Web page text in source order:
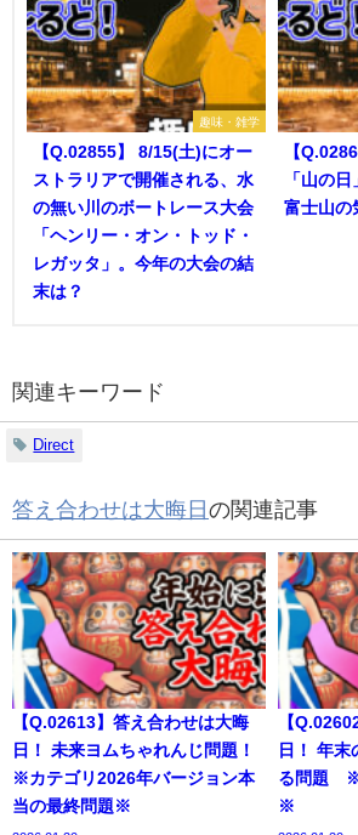
趣味・雑学
【Q.02855】 8/15(土)にオー
ストラリアで開催される、水
の無い川のボートレース大会
「ヘンリー・オン・トッド・
レガッタ」。今年の大会の結
末は？
【
「山の
富士山の
関連キーワード
Direct
答え合わせは大晦日 の関連記事
【Q.02613】答え合わせは大晦
日！ 未来ヨムちゃれんじ問題！
※カテゴリ2026年バージョン本
当の最終問題※
【
日！ 年末
る問題
※